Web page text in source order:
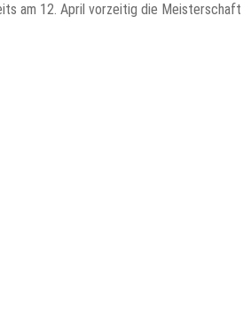
am 12. April vorzeitig die Meisterschaft